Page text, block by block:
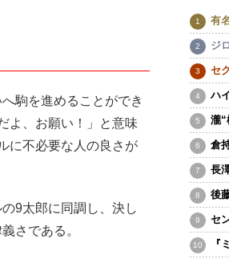
駒を進めることができ
よ、お願い！」と意味
に不必要な人の良さが
9太郎に同調し、決し
さである。
有
ジ
セ
ハ
瀧“
倉
長
後
セ
『